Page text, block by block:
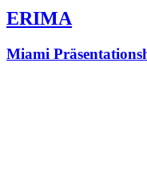
ERIMA
Miami